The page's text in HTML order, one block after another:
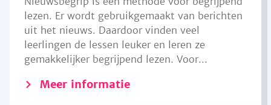
lezen. Er wordt gebruikgemaakt van berichten
uit het nieuws. Daardoor vinden veel
leerlingen de lessen leuker en leren ze
gemakkelijker begrijpend lezen. Voor...
Meer informatie